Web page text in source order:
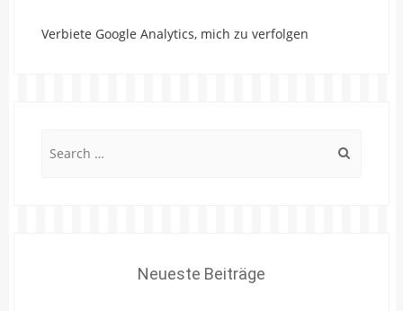
Verbiete Google Analytics, mich zu verfolgen
Neueste Beiträge